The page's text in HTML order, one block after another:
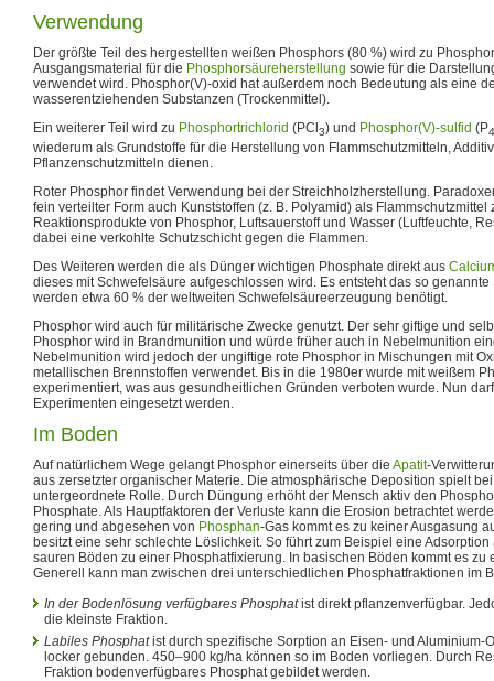
Verwendung
Der größte Teil des hergestellten weißen Phosphors (80 %) wird zu
Ausgangsmaterial für die Phosphorsäureherstellung sowie für die
verwendet wird. Phosphor(V)-oxid hat außerdem noch Bedeutung als eine
wasserentziehenden Substanzen (Trockenmittel).
Ein weiterer Teil wird zu Phosphortrichlorid (PCl3) und Phosphor(V)-sulfid (P4
wiederum als Grundstoffe für die Herstellung von Flammschutzmitteln,
Pflanzenschutzmitteln dienen.
Roter Phosphor findet Verwendung bei der Streichholzherstellung.
fein verteilter Form auch Kunststoffen (z. B. Polyamid) als Flammschutzmittel
Reaktionsprodukte von Phosphor, Luftsauerstoff und Wasser (Luftfeuchte,
dabei eine verkohlte Schutzschicht gegen die Flammen.
Des Weiteren werden die als Dünger wichtigen Phosphate direkt aus
dieses mit Schwefelsäure aufgeschlossen wird. Es entsteht das so
werden etwa 60 % der weltweiten Schwefelsäureerzeugung benötigt.
Phosphor wird auch für militärische Zwecke genutzt. Der sehr giftige und
Phosphor wird in Brandmunition und würde früher auch in Nebelmunition
Nebelmunition wird jedoch der ungiftige rote Phosphor in Mischungen mit
metallischen Brennstoffen verwendet. Bis in die 1980er wurde mit weißem
experimentiert, was aus gesundheitlichen Gründen verboten wurde. Nun
Experimenten eingesetzt werden.
Im Boden
Auf natürlichem Wege gelangt Phosphor einerseits über die Apatit-
aus zersetzter organischer Materie. Die atmosphärische Deposition spielt
untergeordnete Rolle. Durch Düngung erhöht der Mensch aktiv den
Phosphate. Als Hauptfaktoren der Verluste kann die Erosion betrachtet
gering und abgesehen von Phosphan-Gas kommt es zu keiner Ausgasung
besitzt eine sehr schlechte Löslichkeit. So führt zum Beispiel eine
sauren Böden zu einer Phosphatfixierung. In basischen Böden kommt es zu
Generell kann man zwischen drei unterschiedlichen Phosphatfraktionen im
In der Bodenlösung verfügbares Phosphatist direkt pflanzenverfügbar.
die kleinste Fraktion.
Labiles Phosphatist durch spezifische Sorption an Eisen- und Aluminium-
locker gebunden. 450–900 kg/ha können so im Boden vorliegen. Durch
Fraktion bodenverfügbares Phosphat gebildet werden.